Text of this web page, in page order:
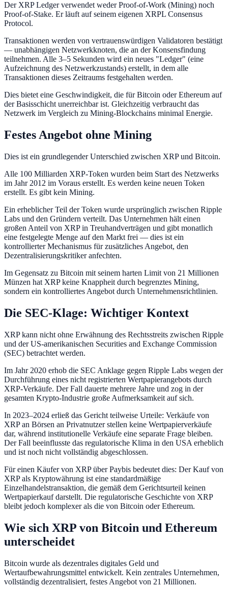
Der XRP Ledger verwendet weder Proof-of-Work (Mining) noch
Proof-of-Stake. Er läuft auf seinem eigenen XRPL Consensus
Protocol.
Transaktionen werden von vertrauenswürdigen Validatoren bestätigt
— unabhängigen Netzwerkknoten, die an der Konsensfindung
teilnehmen. Alle 3–5 Sekunden wird ein neues "Ledger" (eine
Aufzeichnung des Netzwerkzustands) erstellt, in dem alle
Transaktionen dieses Zeitraums festgehalten werden.
Dies bietet eine Geschwindigkeit, die für Bitcoin oder Ethereum auf
der Basisschicht unerreichbar ist. Gleichzeitig verbraucht das
Netzwerk im Vergleich zu Mining-Blockchains minimal Energie.
Festes Angebot ohne Mining
Dies ist ein grundlegender Unterschied zwischen XRP und Bitcoin.
Alle 100 Milliarden XRP-Token wurden beim Start des Netzwerks
im Jahr 2012 im Voraus erstellt. Es werden keine neuen Token
erstellt. Es gibt kein Mining.
Ein erheblicher Teil der Token wurde ursprünglich zwischen Ripple
Labs und den Gründern verteilt. Das Unternehmen hält einen
großen Anteil von XRP in Treuhandverträgen und gibt monatlich
eine festgelegte Menge auf den Markt frei — dies ist ein
kontrollierter Mechanismus für zusätzliches Angebot, den
Dezentralisierungskritiker anfechten.
Im Gegensatz zu Bitcoin mit seinem harten Limit von 21 Millionen
Münzen hat XRP keine Knappheit durch begrenztes Mining,
sondern ein kontrolliertes Angebot durch Unternehmensrichtlinien.
Die SEC-Klage: Wichtiger Kontext
XRP kann nicht ohne Erwähnung des Rechtsstreits zwischen Ripple
und der US-amerikanischen Securities and Exchange Commission
(SEC) betrachtet werden.
Im Jahr 2020 erhob die SEC Anklage gegen Ripple Labs wegen der
Durchführung eines nicht registrierten Wertpapierangebots durch
XRP-Verkäufe. Der Fall dauerte mehrere Jahre und zog in der
gesamten Krypto-Industrie große Aufmerksamkeit auf sich.
In 2023–2024 erließ das Gericht teilweise Urteile: Verkäufe von
XRP an Börsen an Privatnutzer stellen keine Wertpapierverkäufe
dar, während institutionelle Verkäufe eine separate Frage bleiben.
Der Fall beeinflusste das regulatorische Klima in den USA erheblich
und ist noch nicht vollständig abgeschlossen.
Für einen Käufer von XRP über Paybis bedeutet dies: Der Kauf von
XRP als Kryptowährung ist eine standardmäßige
Einzelhandelstransaktion, die gemäß dem Gerichtsurteil keinen
Wertpapierkauf darstellt. Die regulatorische Geschichte von XRP
bleibt jedoch komplexer als die von Bitcoin oder Ethereum.
Wie sich XRP von Bitcoin und Ethereum
unterscheidet
Bitcoin wurde als dezentrales digitales Geld und
Wertaufbewahrungsmittel entwickelt. Kein zentrales Unternehmen,
vollständig dezentralisiert, festes Angebot von 21 Millionen.